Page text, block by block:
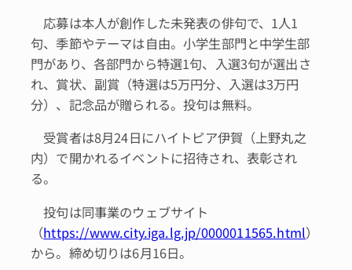
応募は本人が創作した未発表の俳句で、1人1
句、季節やテーマは自由。小学生部門と中学生部
門があり、各部門から特選1句、入選3句が選出さ
れ、賞状、副賞（特選は5万円分、入選は3万円
分）、記念品が贈られる。投句は無料。
受賞者は8月24日にハイトピア伊賀（上野丸之
内）で開かれるイベントに招待され、表彰され
る。
投句は同事業のウェブサイト
（https://www.city.iga.lg.jp/0000011565.html）
から。締め切りは6月16日。